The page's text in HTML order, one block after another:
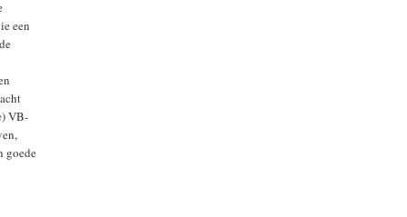
een
VB-
goede